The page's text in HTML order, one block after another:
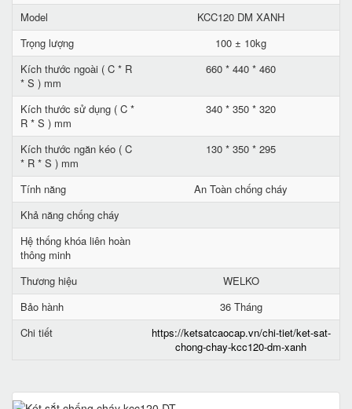
Model
KCC120 DM XANH
Trọng lượng
100 ± 10kg
Kích thước ngoài ( C * R
* S ) mm
660 * 440 * 460
Kích thước sử dụng ( C *
R * S ) mm
340 * 350 * 320
Kích thước ngăn kéo ( C
* R * S ) mm
130 * 350 * 295
Tính năng
An Toàn chống cháy
Khả năng chống cháy
Hệ thống khóa liên hoàn
thông minh
Thương hiệu
WELKO
Bảo hành
36 Tháng
Chi tiết
https://ketsatcaocap.vn/chi-tiet/ket-sat-
chong-chay-kcc120-dm-xanh